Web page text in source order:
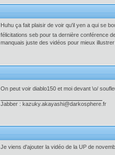
Huhu ça fait plaisir de voir qu'il yen a qui se
félicitations seb pour ta dernière conférence
manquais juste des vidéos pour mieux
On peut voir diablo150 et moi devant \o/
Jabber : kazuky.akayashi@darkosphere.fr
Je viens d'ajouter la vidéo de la UP de